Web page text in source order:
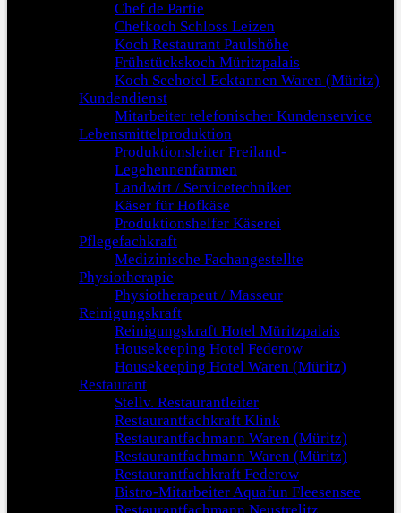
Chef de Partie
Chefkoch Schloss Leizen
Koch Restaurant Paulshöhe
Frühstückskoch Müritzpalais
Koch Seehotel Ecktannen Waren (Müritz)
Kundendienst
Mitarbeiter telefonischer Kundenservice
Lebensmittelproduktion
Produktionsleiter Freiland-
Legehennenfarmen
Landwirt / Servicetechniker
Käser für Hofkäse
Produktionshelfer Käserei
Pflegefachkraft
Medizinische Fachangestellte
Physiotherapie
Physiotherapeut / Masseur
Reinigungskraft
Reinigungskraft Hotel Müritzpalais
Housekeeping Hotel Federow
Housekeeping Hotel Waren (Müritz)
Restaurant
Stellv. Restaurantleiter
Restaurantfachkraft Klink
Restaurantfachmann Waren (Müritz)
Restaurantfachmann Waren (Müritz)
Restaurantfachkraft Federow
Bistro-Mitarbeiter Aquafun Fleesensee